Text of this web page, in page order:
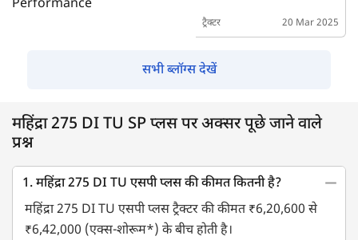
ट्रैक्टर 20 Mar 2025
सभी ब्लॉग्स देखें
महिंद्रा 275 DI TU SP प्लस पर अक्सर पूछे जाने वाले
प्रश्न
1. महिंद्रा 275 DI TU एसपी प्लस की कीमत कितनी है?
महिंद्रा 275 DI TU एसपी प्लस ट्रैक्टर की कीमत ₹6,20,600 से
₹6,42,000 (एक्स-शोरूम*) के बीच होती है।